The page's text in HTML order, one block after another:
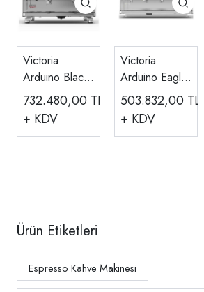
Victoria
Arduino Black
Eagle
Maverick Gravi
Espresso
732.480,00 TL
+ KDV
Victoria
Arduino Eagle
Tempo Neo
Espresso
Kahve
503.832,00 TL
+ KDV
Ürün Etiketleri
Espresso Kahve Makinesi